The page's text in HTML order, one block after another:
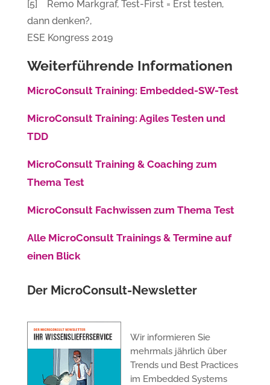
[5] Remo Markgraf, Test-First = Erst testen,
dann denken?,
ESE Kongress 2019
Weiterführende Informationen
MicroConsult Training: Embedded-SW-Test
MicroConsult Training: Agiles Testen und
TDD
MicroConsult Training & Coaching zum
Thema Test
MicroConsult Fachwissen zum Thema Test
Alle MicroConsult Trainings & Termine auf
einen Blick
Der MicroConsult-Newsletter
Wir informieren Sie
mehrmals jährlich über
Trends und Best Practices
im Embedded Systems